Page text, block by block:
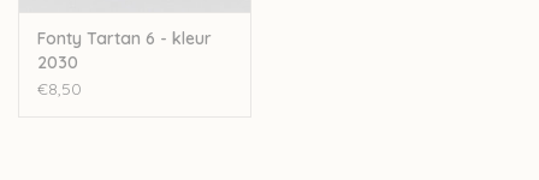
Fonty Tartan 6 - kleur
2030
€8,50